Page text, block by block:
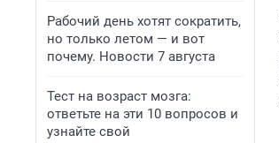
Рабочий день хотят сократить,
но только летом — и вот
почему. Новости 7 августа
Тест на возраст мозга:
ответьте на эти 10 вопросов и
узнайте свой